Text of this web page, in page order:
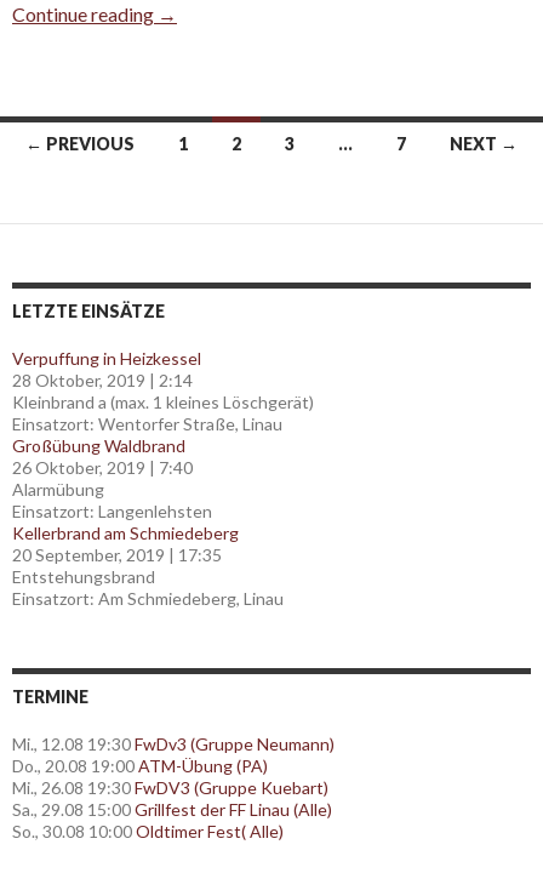
Continue reading Lenzeinsatz nach Unwetter in Oststeinbek
→
Posts
← PREVIOUS 1 2 3 … 7 NEXT →
LETZTE EINSÄTZE
Verpuffung in Heizkessel
28 Oktober, 2019
2:14
Kleinbrand a (max. 1 kleines Löschgerät)
Einsatzort: Wentorfer Straße, Linau
Großübung Waldbrand
26 Oktober, 2019
7:40
Alarmübung
Einsatzort: Langenlehsten
Kellerbrand am Schmiedeberg
20 September, 2019
17:35
Entstehungsbrand
Einsatzort: Am Schmiedeberg, Linau
TERMINE
Mi., 12.08 19:30FwDv3 (Gruppe Neumann)
Do., 20.08 19:00ATM-Übung (PA)
Mi., 26.08 19:30FwDV3 (Gruppe Kuebart)
Sa., 29.08 15:00Grillfest der FF Linau (Alle)
So., 30.08 10:00Oldtimer Fest( Alle)